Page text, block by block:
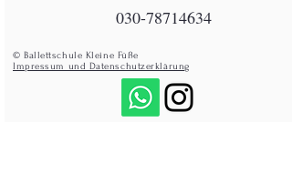
030-78714634
© Ballettschule Kleine Füße
Impressum und Datenschutzerklärung